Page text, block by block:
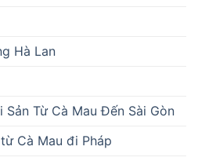
Hà Lan
Sản Từ Cà Mau Đến Sài Gòn
Cà Mau đi Pháp